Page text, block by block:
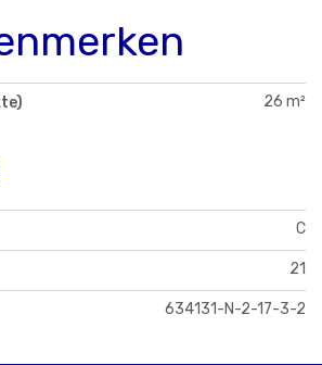
26 m²
C
21
634131-N-2-17-3-2